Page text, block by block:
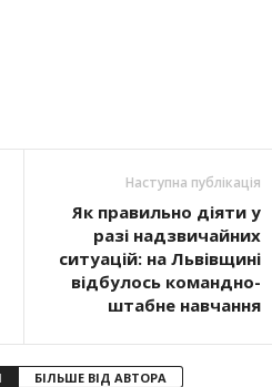
Наступна публікація
Як правильно діяти у
разі надзвичайних
ситуацій: на Львівщині
відбулось командно-
штабне навчання
БІЛЬШЕ ВІД АВТОРА